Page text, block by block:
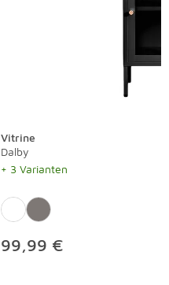
Vitrine
Dalby
+ 3 Varianten
99,99 €